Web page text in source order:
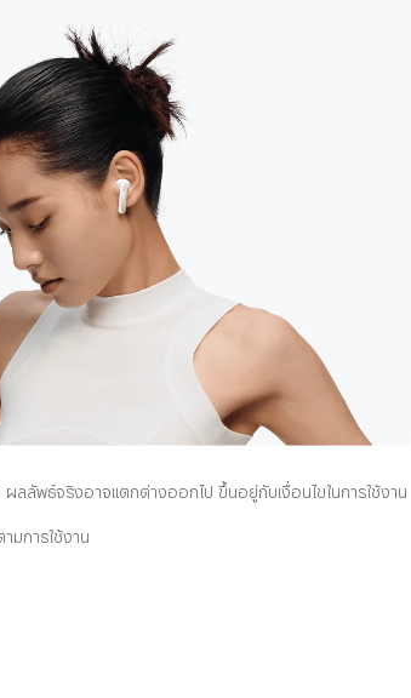
ลัพธ์จริงอาจแตกต่างออกไป ขึ้นอยู่กับเงื่อนไขในการใช้งาน
มการใช้งาน